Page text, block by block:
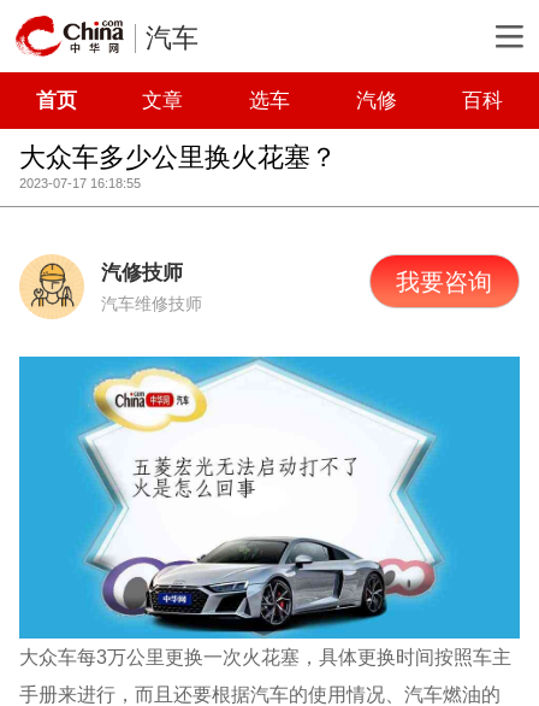
汽车
首页 文章 选车 汽修 百科
大众车多少公里换火花塞？
2023-07-17 16:18:55
汽修技师
汽车维修技师
我要咨询
大众车每3万公里更换一次火花塞，具体更换时间按照车主
手册来进行，而且还要根据汽车的使用情况、汽车燃油的